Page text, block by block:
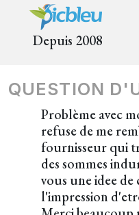
Depuis 2008
QUESTION
Problème avec
refuse de me
fournisseur qui
des sommes
vous une idee
l'impression